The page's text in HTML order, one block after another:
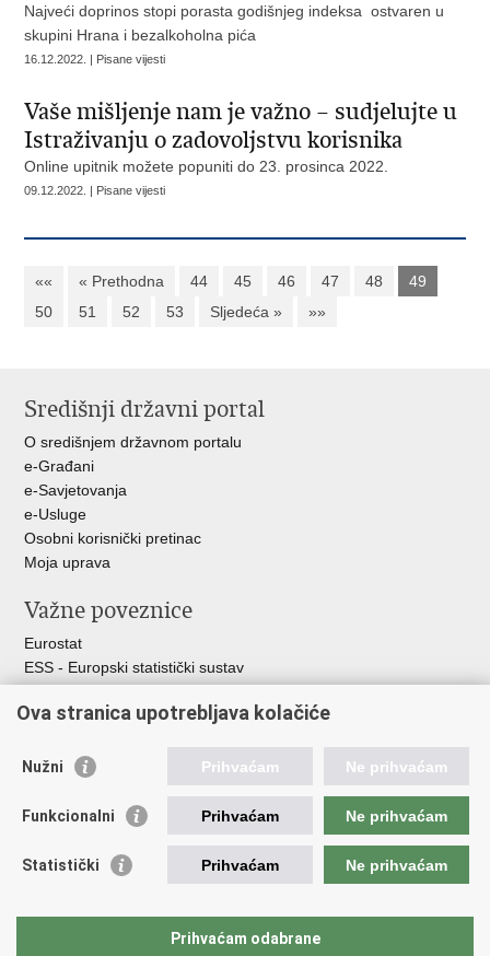
Najveći doprinos stopi porasta godišnjeg indeksa ostvaren u
skupini Hrana i bezalkoholna pića
16.12.2022. | Pisane vijesti
Vaše mišljenje nam je važno – sudjelujte u
Istraživanju o zadovoljstvu korisnika
Online upitnik možete popuniti do 23. prosinca 2022.
09.12.2022. | Pisane vijesti
«« « Prethodna 44 45 46 47 48
49
50
51 52 53 Sljedeća » »»
Središnji državni portal
O središnjem državnom portalu
e-Građani
e-Savjetovanja
e-Usluge
Osobni korisnički pretinac
Moja uprava
Važne poveznice
Eurostat
ESS - Europski statistički sustav
Statistički savjet Republike Hrvatske
Statistički sustav Republike Hrvatske
Odbor za sustav službene statistike RH
Ministarstvo zaštite okoliša i zelene tranzicije
Ministarstvo financija
Ministarstvo poljoprivrede, šumarstva i ribarstva
Ova stranica upotrebljava kolačiće
Nužni Prihvaćam Ne prihvaćam
Funkcionalni Prihvaćam Ne prihvaćam
Statistički Prihvaćam Ne prihvaćam
Prihvaćam odabrane